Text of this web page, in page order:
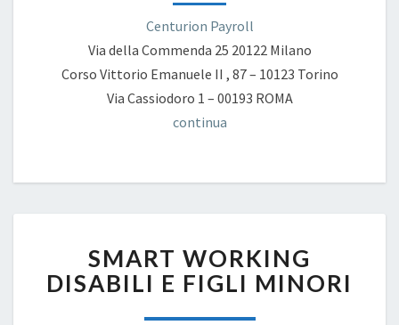
Centurion Payroll
Via della Commenda 25 20122 Milano
Corso Vittorio Emanuele II , 87 – 10123 Torino
Via Cassiodoro 1 – 00193 ROMA
continua
WORKING
DISABILI
E
FIGLI
SMART WORKING
DISABILI E FIGLI MINORI